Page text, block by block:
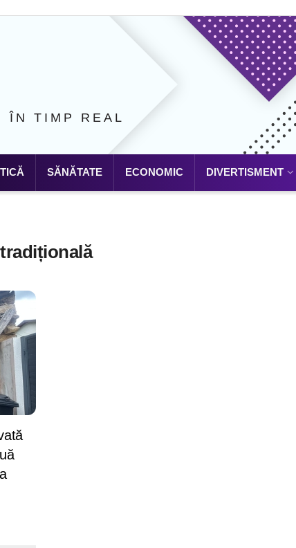
ÎN TIMP REAL
SĂNĂTATE ECONOMIC DIVERTISMENT